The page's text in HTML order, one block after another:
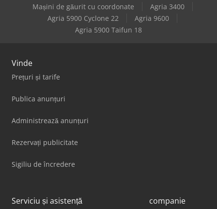
Mașini de găurit cu coordonate
Agria 3400
Agria 5900 Cyclone 22
Agria 9600
Agria 5900 Taifun 18
Vinde
Prețuri și tarife
Publica anunțuri
Administrează anunțuri
Rezervați publicitate
Sigiliu de încredere
Serviciu și asistență companie